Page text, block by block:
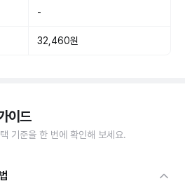
-
32,460원
이드
기준을 한 번에 확인해 보세요.